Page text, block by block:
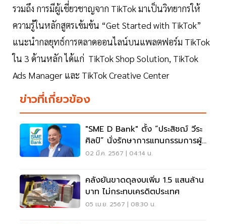
รวมถึง การมีผู้เชี่ยวชาญจาก TikTok มาเป็นวิทยากรให้
ความรู้ในหลักสูตรเข้มข้น “Get Started with TikTok”
แนะนำกลยุทธ์การตลาดออนไลน์บนแพลตฟอร์ม TikTok
ใน 3 ด้านหลัก ได้แก่ TikTok Shop Solution, TikTok
Ads Manager และ TikTok Creative Center
ข่าวที่เกี่ยวข้อง
"SME D Bank" ตั้ง “ประสิชฌ์ วีระ
ศิลป์” นั่งรักษาการแทนกรรมการผู้
จัดการ
02 มี.ค. 2567 | 04:14 น.
คลังยันขาดดุลงบเพิ่ม 1.5 แสนล้าน
บาท ไม่กระทบเครดิตประเทศ
05 เม.ย. 2567 | 08:30 น.